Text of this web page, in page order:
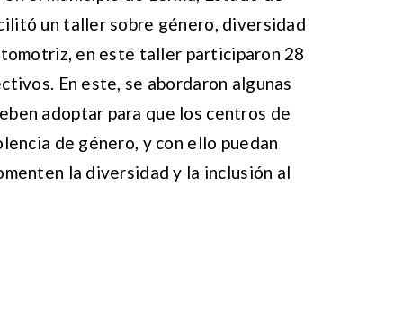
un taller sobre género, diversidad
en este taller participaron 28
En este, se abordaron algunas
adoptar para que los centros de
de género, y con ello puedan
la diversidad y la inclusión al